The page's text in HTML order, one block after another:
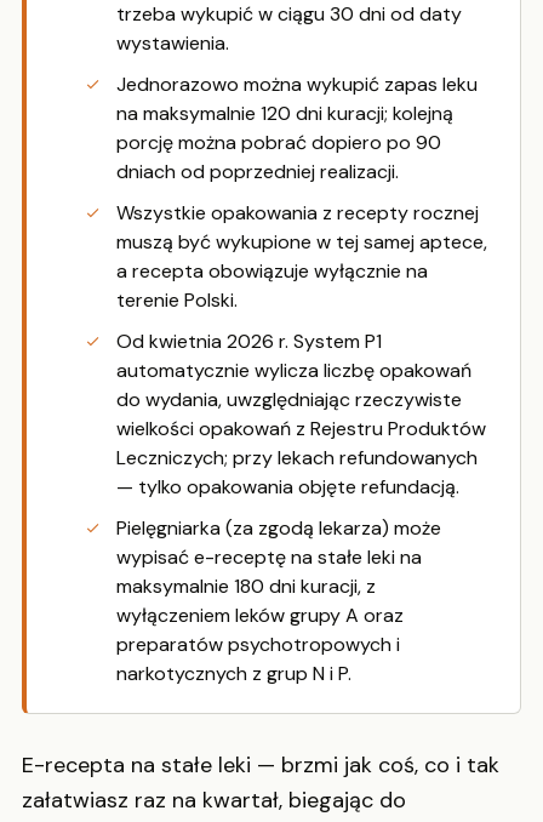
trzeba wykupić w ciągu 30 dni od daty
wystawienia.
Jednorazowo można wykupić zapas leku
na maksymalnie 120 dni kuracji; kolejną
porcję można pobrać dopiero po 90
dniach od poprzedniej realizacji.
Wszystkie opakowania z recepty rocznej
muszą być wykupione w tej samej aptece,
a recepta obowiązuje wyłącznie na
terenie Polski.
Od kwietnia 2026 r. System P1
automatycznie wylicza liczbę opakowań
do wydania, uwzględniając rzeczywiste
wielkości opakowań z Rejestru Produktów
Leczniczych; przy lekach refundowanych
— tylko opakowania objęte refundacją.
Pielęgniarka (za zgodą lekarza) może
wypisać e-receptę na stałe leki na
maksymalnie 180 dni kuracji, z
wyłączeniem leków grupy A oraz
preparatów psychotropowych i
narkotycznych z grup N i P.
E-recepta na stałe leki — brzmi jak coś, co i tak
załatwiasz raz na kwartał, biegając do